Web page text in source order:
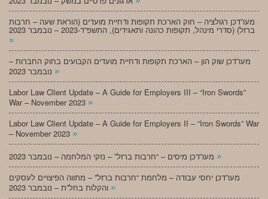
מעו”דכן רגולציה – חוק הארכת תקופות ודחיית מועדים (הוראת שעה – חרבות
ברזל) (סדרי מינהל, תקופות כהונה ותאגידים), התשפ”ד-2023 – נובמבר 2023
»
מעו”דכן שוק הון – הארכת תקופות ודחיית מועדים הקבועים בחוק החברות –
»
Labor Law Client Update – A Guide for Employers III – “Iron Swords”
War – November 2023 »
Labor Law Client Update – A Guide for Employers II – “Iron Swords” War
– November 2023 »
»
מעו”דכן יחסי עבודה – מלחמת “חרבות ברזל” – מתווה הפיצויים לעסקים
»